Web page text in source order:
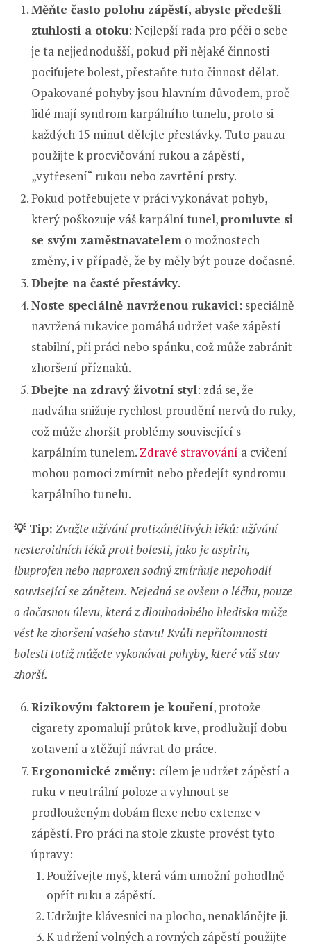
Měňte často polohu zápěstí, abyste předešli
ztuhlosti a otoku: Nejlepší rada pro péči o sebe
je ta nejjednodušší, pokud při nějaké činnosti
pociťujete bolest, přestaňte tuto činnost dělat.
Opakované pohyby jsou hlavním důvodem, proč
lidé mají syndrom karpálního tunelu, proto si
každých 15 minut dělejte přestávky. Tuto pauzu
použijte k procvičování rukou a zápěstí,
„vytřesení“ rukou nebo zavrtění prsty.
Pokud potřebujete v práci vykonávat pohyb,
který poškozuje váš karpální tunel,promluvte si
se svým zaměstnavatelem o možnostech
změny, i v případě, že by měly být pouze dočasné.
Dbejte na časté přestávky.
Noste speciálně navrženou rukavici: speciálně
navržená rukavice pomáhá udržet vaše zápěstí
stabilní, při práci nebo spánku, což může zabránit
zhoršení příznaků.
Dbejte na zdravý životní styl: zdá se, že
nadváha snižuje rychlost proudění nervů do ruky,
což může zhoršit problémy související s
karpálním tunelem. Zdravé stravování a cvičení
mohou pomoci zmírnit nebo předejít syndromu
karpálního tunelu.
💡 Tip: Zvažte užívání protizánětlivých léků: užívání
nesteroidních léků proti bolesti, jako je aspirin,
ibuprofen nebo naproxen sodný zmírňuje nepohodlí
související se zánětem. Nejedná se ovšem o léčbu, pouze
o dočasnou úlevu, která z dlouhodobého hlediska může
vést ke zhoršení vašeho stavu! Kvůli nepřítomnosti
bolesti totiž můžete vykonávat pohyby, které váš stav
zhorší.
Rizikovým faktorem je kouření, protože
cigarety zpomalují průtok krve, prodlužují dobu
zotavení a ztěžují návrat do práce.
Ergonomické změny: cílem je udržet zápěstí a
ruku v neutrální poloze a vyhnout se
prodlouženým dobám flexe nebo extenze v
zápěstí. Pro práci na stole zkuste provést tyto
úpravy:
Používejte myš, která vám umožní pohodlně
opřít ruku a zápěstí.
Udržujte klávesnici na plocho, nenaklánějte ji.
K udržení volných a rovných zápěstí použijte